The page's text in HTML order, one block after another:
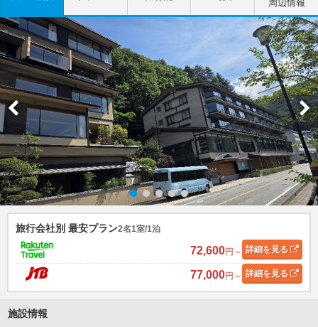
周辺情報
旅行会社別 最安プラン2名1室/1泊
72,600円～ 詳細を見る
77,000円～ 詳細を見る
施設情報